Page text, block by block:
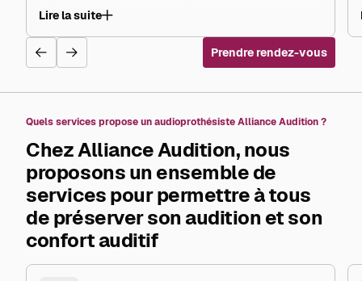
elle aussi vous accueille avec un grand
sourire merci a vous deux pour votre
professionnalisme je recommande
Lire la suite
Prendre rendez-vous
Quels services propose un audioprothésiste Alliance Audition ?
Chez Alliance Audition, nous
proposons un ensemble de
services pour permettre à tous
de préserver son audition et son
confort auditif